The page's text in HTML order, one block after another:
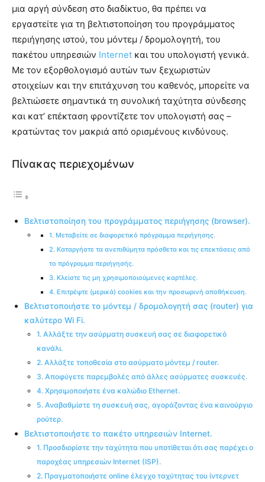
μια αργή σύνδεση στο διαδίκτυο, θα πρέπει να
εργαστείτε για τη βελτιστοποίηση του προγράμματος
περιήγησης ιστού, του μόντεμ / δρομολογητή, του
πακέτου υπηρεσιών Internet και του υπολογιστή γενικά.
Με τον εξορθολογισμό αυτών των ξεχωριστών
στοιχείων και την επιτάχυνση του καθενός, μπορείτε να
βελτιώσετε σημαντικά τη συνολική ταχύτητα σύνδεσης
και κατ’ επέκταση φροντίζετε τον υπολογιστή σας –
κρατώντας τον μακριά από ορισμένους κινδύνους.
Πίνακας περιεχομένων
Βελτιστοποίηση του προγράμματος περιήγησης (browser).
1. Μεταβείτε σε διαφορετικό πρόγραμμα περιήγησης.
2. Καταργήστε τα ανεπιθύμητα πρόσθετα και τις επεκτάσεις από
το πρόγραμμα περιήγησής.
3. Κλείστε τις μη χρησιμοποιούμενες καρτέλες.
4. Επιτρέψτε (μερικά) cookies και την προσωρινή αποθήκευση.
Βελτιστοποιήστε το μόντεμ / δρομολογητή σας (router) για
καλύτερο Wi Fi.
1. Αλλάξτε την ασύρματη συσκευή σας σε διαφορετικό
κανάλι.
2. Αλλάξτε τοποθεσία στο ασύρματο μόντεμ / router.
3. Αποφύγετε παρεμβολές από άλλες ασύρματες συσκευές.
4. Χρησιμοποιήστε ένα καλώδιο Ethernet.
5. Αναβαθμίστε τη συσκευή σας, αγοράζοντας ένα καινούργιο
ρούτερ.
Βελτιστοποιήστε το πακέτο υπηρεσιών Internet.
1. Προσδιορίστε την ταχύτητα που υποτίθεται ότι σας παρέχει ο
παροχέας υπηρεσιών Internet (ISP).
2. Πραγματοποιήστε online έλεγχο ταχύτητας του ίντερνετ